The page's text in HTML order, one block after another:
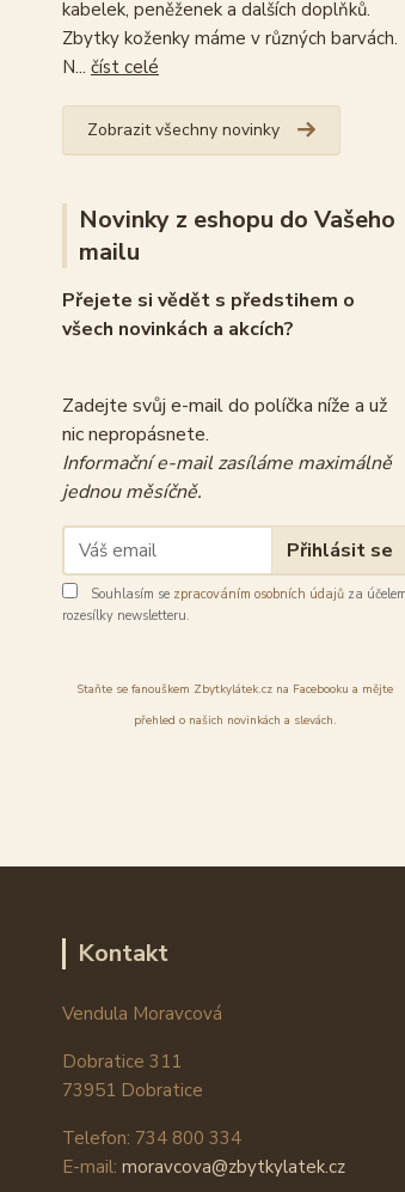
kabelek, peněženek a dalších doplňků.
Zbytky koženky máme v různých barvách.
N... číst celé
Zobrazit všechny novinky
Novinky z eshopu do Vašeho
mailu
Přejete si vědět s předstihem o
všech novinkách a akcích?
Zadejte svůj e-mail do políčka níže a už
nic nepropásnete.
Informační e-mail zasíláme maximálně
jednou měsíčně.
Přihlásit se
Souhlasím se zpracováním osobních údajů za účelem
rozesílky newsletteru.
Staňte se fanouškem Zbytkylátek.cz na Facebooku a mějte
přehled o našich novinkách a slevách.
Kontakt
Vendula Moravcová
Dobratice 311
73951 Dobratice
Telefon: 734 800 334
E-mail: moravcova@zbytkylatek.cz